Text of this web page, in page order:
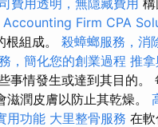
費用透明，無隱藏費用 構
Firm CPA
根組成。 殺蟑螂服務，消
，簡化您的創業過程 推
事情發生或達到其目的。
滋潤皮膚以防止其乾燥。
用功能 大里整骨服務 在軟